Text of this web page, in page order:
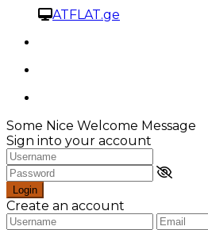
ATFLAT.ge
Some Nice Welcome Message
Sign into your account
Login
Create an account